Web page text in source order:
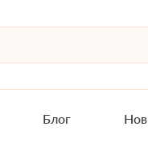
Блог